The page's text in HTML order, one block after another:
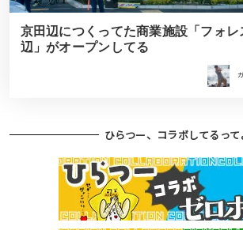
京田辺につくってた商業施設「フォレ
辺」がオープンしてる
ひらつー、コラボしてるって